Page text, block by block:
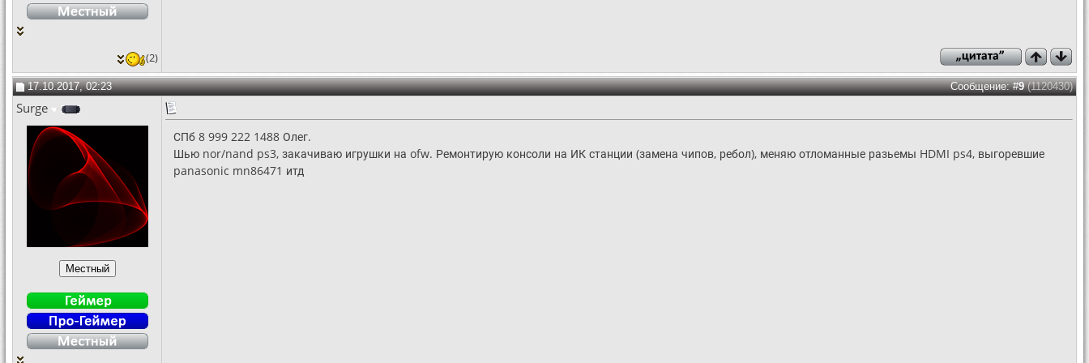
(2)
17.10.2017, 02:23 Сообщение: #9(1120430)
Surge
СПб 8 999 222 1488 Олег.
Шью nor/nand ps3, закачиваю игрушки на ofw. Ремонтирую консоли на ИК станции (замена чипов, ребол), меняю отломанные разьемы HDMI ps4, выгоревшие
panasonic mn86471 итд